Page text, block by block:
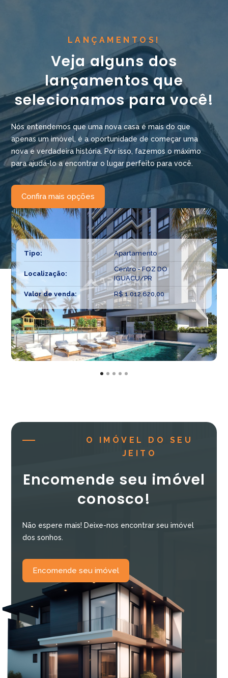
LANÇAMENTOS!
Veja alguns dos
lançamentos que
selecionamos para você!
Nós entendemos que uma nova casa é mais do que
apenas um imóvel, é a oportunidade de começar uma
nova e verdadeira história. Por isso, fazemos o máximo
para ajudá-lo a encontrar o lugar perfeito para você.
Confira mais opções
Tipo: Apartamento
Localização:
Centro - FOZ DO
IGUACU/PR
Valor de venda: R$ 1.012.620,00
O IMÓVEL DO SEU
JEITO
Encomende seu imóvel
conosco!
Não espere mais! Deixe-nos encontrar seu imóvel
dos sonhos.
Encomende seu imóvel